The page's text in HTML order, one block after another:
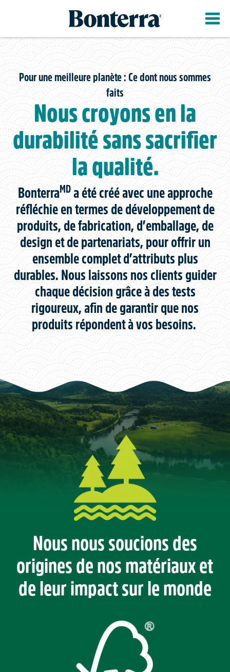
principal
Pour une meilleure planète : Ce dont nous sommes
faits
Nous croyons en la
durabilité sans sacrifier
la qualité.
BonterraMDa été créé avec une approche
réfléchie en termes de développement de
produits, de fabrication, d’emballage, de
design et de partenariats, pour offrir un
ensemble complet d’attributs plus
durables. Nous laissons nos clients guider
chaque décision grâce à des tests
rigoureux, afin de garantir que nos
produits répondent à vos besoins.
Nous nous soucions des
origines de nos matériaux et
de leur impact sur le monde